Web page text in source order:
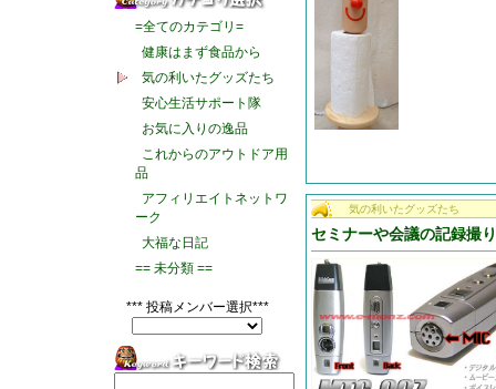
=全てのカテゴリ=
健康はまず食品から
気の利いたグッズたち
安心生活サポート隊
お気に入りの逸品
これからのアウトドア用
品
アフィリエイトネットワ
ーク
大福な日記
== 未分類 ==
*** 投稿メンバー選択***
気の利いたグッズたち
セミナーや会議の記録撮